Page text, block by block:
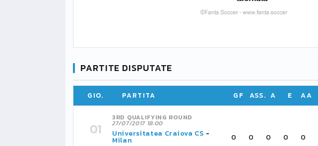
PARTITE DISPUTATE
GIO. PARTITA GF ASS. A E AA
3RD QUALIFYING ROUND
27/07/2017 18:00
Universitatea Craiova CS -
Milan 0 0 0 0 0